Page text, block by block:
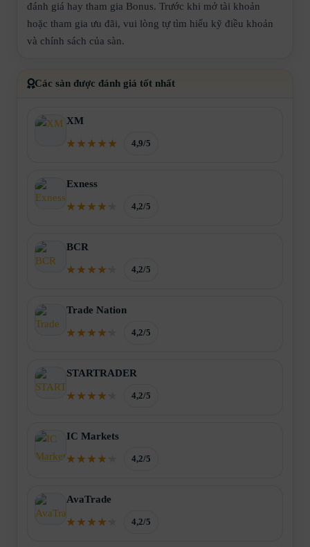
đánh giá hay tham gia Bonus. Trước khi mở tài khoản
hoặc tham gia ưu đãi, vui lòng tự tìm hiểu kỹ điều khoản
và chính sách của sàn.
Các sàn được đánh giá tốt nhất
XM
4,9/5
Exness
4,2/5
BCR
4,2/5
Trade Nation
4,2/5
STARTRADER
4,2/5
IC Markets
4,2/5
AvaTrade
4,2/5